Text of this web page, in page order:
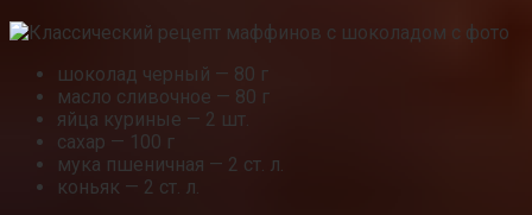
шоколад черный — 80 г
масло сливочное — 80 г
яйца куриные — 2 шт.
сахар — 100 г
мука пшеничная — 2 ст. л.
коньяк — 2 ст. л.